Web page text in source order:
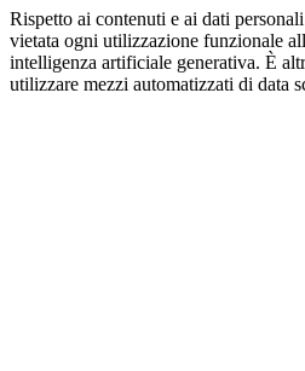
Rispetto ai contenuti e ai dati
vietata ogni utilizzazione funzionale
intelligenza artificiale generativa. È
utilizzare mezzi automatizzati di data